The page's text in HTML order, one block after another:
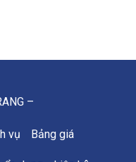
–
vụ Bảng giá